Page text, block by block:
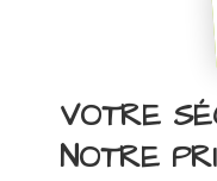
VOTRE
NOTRE